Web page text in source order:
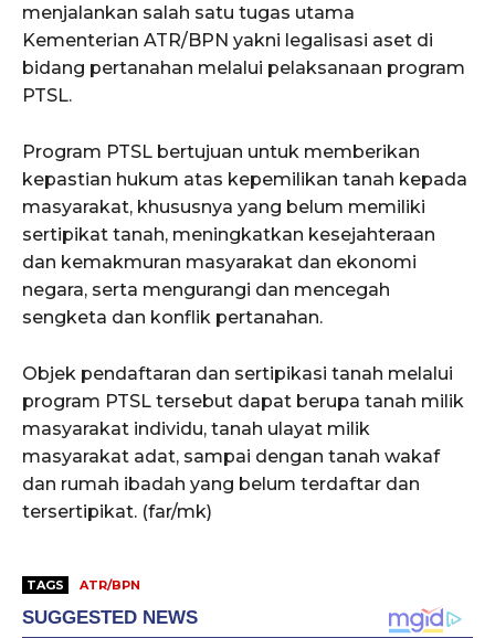
menjalankan salah satu tugas utama
Kementerian ATR/BPN yakni legalisasi aset di
bidang pertanahan melalui pelaksanaan program
PTSL.
Program PTSL bertujuan untuk memberikan
kepastian hukum atas kepemilikan tanah kepada
masyarakat, khususnya yang belum memiliki
sertipikat tanah, meningkatkan kesejahteraan
dan kemakmuran masyarakat dan ekonomi
negara, serta mengurangi dan mencegah
sengketa dan konflik pertanahan.
Objek pendaftaran dan sertipikasi tanah melalui
program PTSL tersebut dapat berupa tanah milik
masyarakat individu, tanah ulayat milik
masyarakat adat, sampai dengan tanah wakaf
dan rumah ibadah yang belum terdaftar dan
tersertipikat. (far/mk)
TAGS ATR/BPN